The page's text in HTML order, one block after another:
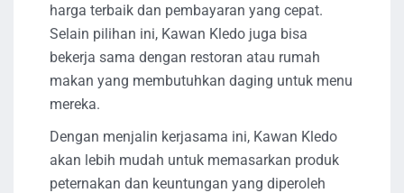
harga terbaik dan pembayaran yang cepat.
Selain pilihan ini, Kawan Kledo juga bisa
bekerja sama dengan restoran atau rumah
makan yang membutuhkan daging untuk menu
mereka.
Dengan menjalin kerjasama ini, Kawan Kledo
akan lebih mudah untuk memasarkan produk
peternakan dan keuntungan yang diperoleh